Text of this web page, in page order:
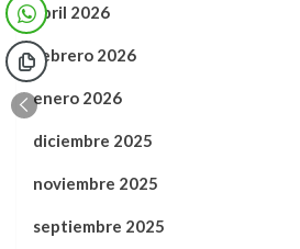
abril 2026
febrero 2026
enero 2026
diciembre 2025
noviembre 2025
septiembre 2025